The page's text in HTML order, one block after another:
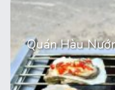
Quán Hàu